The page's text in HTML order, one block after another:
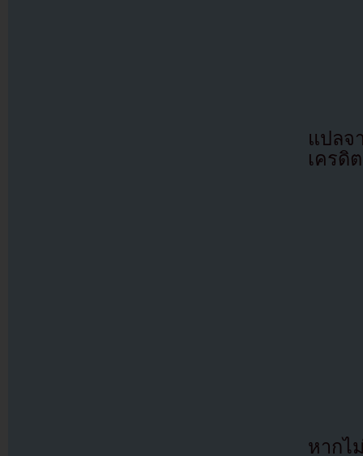
แปล
เครดิ
หากไ